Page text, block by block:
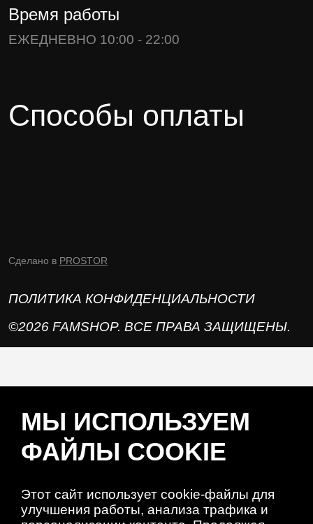
Время работы
ЕЖЕДНЕВНО 10:00 - 22:00
Способы оплаты
Сделано в PROSTOR
ПОЛИТИКА КОНФИДЕНЦИАЛЬНОСТИ
©2026 FAMSHOP. ВСЕ ПРАВА ЗАЩИЩЕНЫ.
МЫ ИСПОЛЬЗУЕМ
ФАЙЛЫ COOKIE
Этот сайт использует cookie-файлы для
улучшения работы, анализа трафика и